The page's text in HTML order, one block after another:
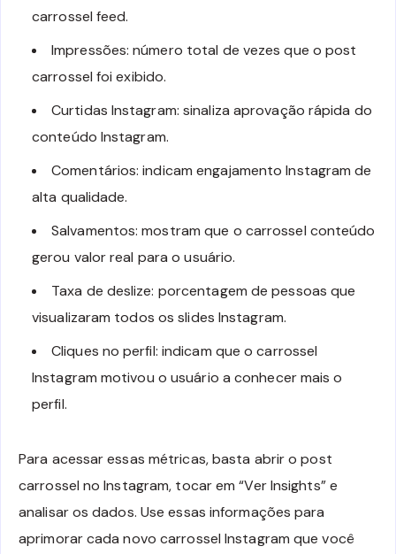
carrossel feed.
Impressões: número total de vezes que o post
carrossel foi exibido.
Curtidas Instagram: sinaliza aprovação rápida do
conteúdo Instagram.
Comentários: indicam engajamento Instagram de
alta qualidade.
Salvamentos: mostram que o carrossel conteúdo
gerou valor real para o usuário.
Taxa de deslize: porcentagem de pessoas que
visualizaram todos os slides Instagram.
Cliques no perfil: indicam que o carrossel
Instagram motivou o usuário a conhecer mais o
perfil.
Para acessar essas métricas, basta abrir o post
carrossel no Instagram, tocar em “Ver Insights” e
analisar os dados. Use essas informações para
aprimorar cada novo carrossel Instagram que você